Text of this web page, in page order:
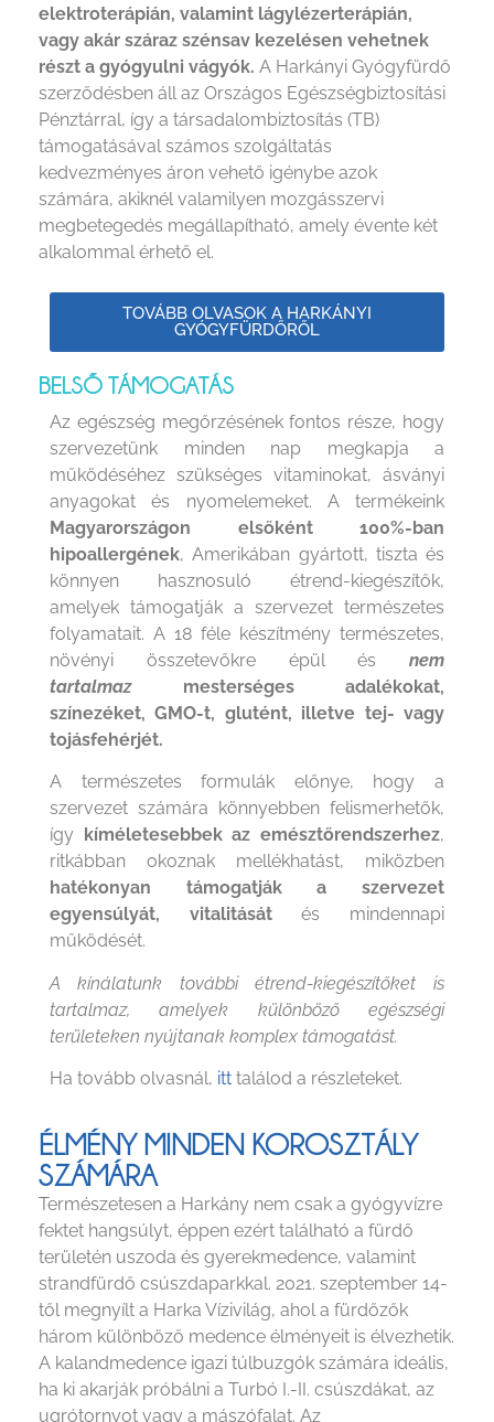
elektroterápián, valamint lágylézerterápián,
vagy akár száraz szénsav kezelésen vehetnek
részt a gyógyulni vágyók. A Harkányi Gyógyfürdő
szerződésben áll az Országos Egészségbiztosítási
Pénztárral, így a társadalombiztosítás (TB)
támogatásával számos szolgáltatás
kedvezményes áron vehető igénybe azok
számára, akiknél valamilyen mozgásszervi
megbetegedés megállapítható, amely évente két
alkalommal érhető el.
TOVÁBB OLVASOK A HARKÁNYI
GYÓGYFÜRDŐRŐL
BELSŐ TÁMOGATÁS
Az egészség megőrzésének fontos része, hogy
szervezetünk minden nap megkapja a
működéséhez szükséges vitaminokat, ásványi
anyagokat és nyomelemeket. A termékeink
Magyarországon elsőként 100%-ban
hipoallergének, Amerikában gyártott, tiszta és
könnyen hasznosuló étrend-kiegészítők,
amelyek támogatják a szervezet természetes
folyamatait. A 18 féle készítmény természetes,
növényi összetevőkre épül és nem
tartalmaz mesterséges adalékokat,
színezéket, GMO-t, glutént, illetve tej- vagy
tojásfehérjét.
A természetes formulák előnye, hogy a
szervezet számára könnyebben felismerhetők,
így
kíméletesebbek az emésztőrendszerhez,
ritkábban okoznak mellékhatást, miközben
hatékonyan támogatják a szervezet
egyensúlyát, vitalitásátés mindennapi
működését.
A kínálatunk további étrend-kiegészítőket is
tartalmaz, amelyek különböző egészségi
területeken nyújtanak komplex támogatást.
Ha tovább olvasnál, itt találod a részleteket.
ÉLMÉNY MINDEN KOROSZTÁLY
SZÁMÁRA
Természetesen a Harkány nem csak a gyógyvízre
fektet hangsúlyt, éppen ezért található a fürdő
területén uszoda és gyerekmedence, valamint
strandfürdő csúszdaparkkal. 2021. szeptember 14-
től megnyílt a Harka Vízivilág, ahol a fürdőzők
három különböző medence élményeit is élvezhetik.
A kalandmedence igazi túlbuzgók számára ideális,
ha ki akarják próbálni a Turbó I.-II. csúszdákat, az
ugrótornyot vagy a mászófalat. Az